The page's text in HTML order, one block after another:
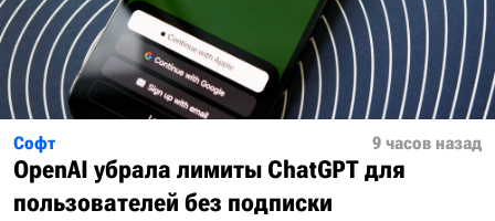
Софт 9 часов назад
OpenAI убрала лимиты ChatGPT для
пользователей без подписки